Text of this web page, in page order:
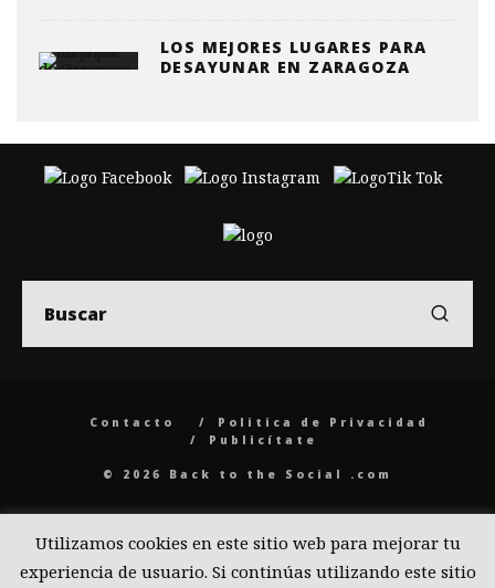
LOS MEJORES LUGARES PARA
DESAYUNAR EN ZARAGOZA
Contacto
Politica de Privacidad
Publicítate
© 2026 Back to the Social .com
Utilizamos cookies en este sitio web para mejorar tu
experiencia de usuario. Si continúas utilizando este sitio